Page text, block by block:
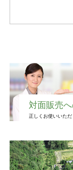
対面販売
正しくお使いいただ